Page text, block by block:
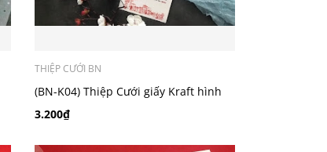
THIỆP CƯỚI BN
(BN-K04) Thiệp Cưới giấy Kraft hình
chibi chibi áo dài truyền thống
3.200₫